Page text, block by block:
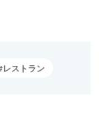
レストラン